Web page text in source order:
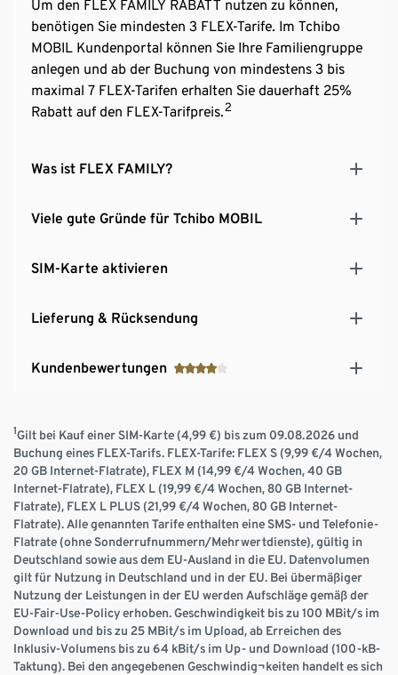
Um den FLEX FAMILY RABATT nutzen zu können,
benötigen Sie mindesten 3 FLEX-Tarife. Im Tchibo
MOBIL Kundenportal können Sie Ihre Familiengruppe
anlegen und ab der Buchung von mindestens 3 bis
maximal 7 FLEX-Tarifen erhalten Sie dauerhaft 25%
Rabatt auf den FLEX-Tarifpreis.2
Was ist FLEX FAMILY?
Viele gute Gründe für Tchibo MOBIL
SIM-Karte aktivieren
Lieferung & Rücksendung
Kundenbewertungen
1Gilt bei Kauf einer SIM-Karte (4,99 €) bis zum 09.08.2026 und
Buchung eines FLEX-Tarifs. FLEX-Tarife: FLEX S (9,99 €/4 Wochen,
20 GB Internet-Flatrate), FLEX M (14,99 €/4 Wochen, 40 GB
Internet-Flatrate), FLEX L (19,99 €/4 Wochen, 80 GB Internet-
Flatrate), FLEX L PLUS (21,99 €/4 Wochen, 80 GB Internet-
Flatrate). Alle genannten Tarife enthalten eine SMS- und Telefonie-
Flatrate (ohne Sonderrufnummern/Mehrwertdienste), gültig in
Deutschland sowie aus dem EU-Ausland in die EU. Datenvolumen
gilt für Nutzung in Deutschland und in der EU. Bei übermäßiger
Nutzung der Leistungen in der EU werden Aufschläge gemäß der
EU-Fair-Use-Policy erhoben. Geschwindigkeit bis zu 100 MBit/s im
Download und bis zu 25 MBit/s im Upload, ab Erreichen des
Inklusiv-Volumens bis zu 64 kBit/s im Up- und Download (100-kB-
Taktung). Bei den angegebenen Geschwindig¬keiten handelt es sich